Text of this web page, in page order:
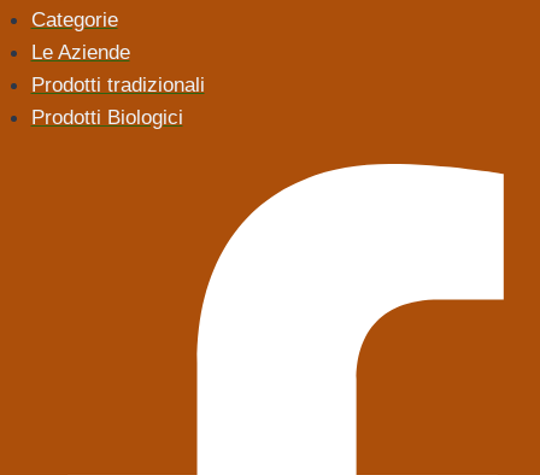
Categorie
Le Aziende
Prodotti tradizionali
Prodotti Biologici